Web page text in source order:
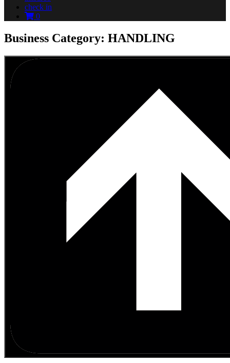
check in
0
Business Category: HANDLING